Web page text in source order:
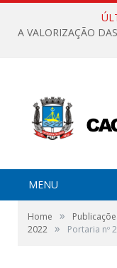
MENU
Home »
2022 » Portaria nº